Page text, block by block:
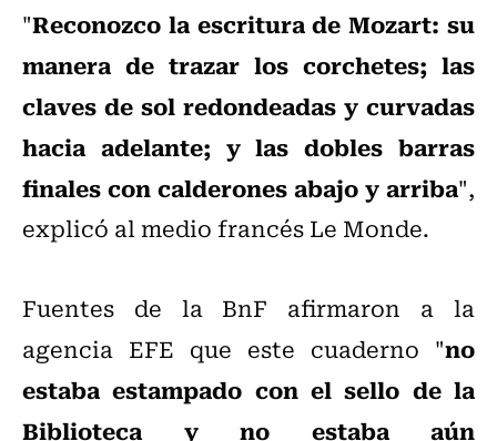
"Reconozco la escritura de Mozart: su
manera de trazar los corchetes; las
claves de sol redondeadas y curvadas
hacia adelante; y las dobles barras
finales con calderones abajo y arriba",
explicó al medio francés Le Monde.
Fuentes de la BnF afirmaron a la
agencia EFE que este cuaderno "no
estaba estampado con el sello de la
Biblioteca y no estaba aún